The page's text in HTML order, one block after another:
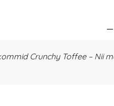
Crunchy Toffee – Nii